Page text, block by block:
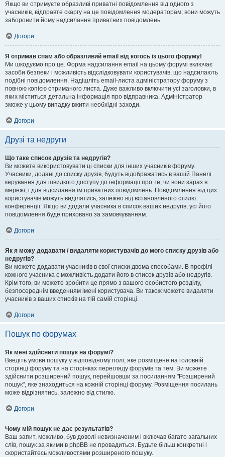
Якщо ви отримуєте образливі приватні повідомлення від одного з
учасників, відправте скаргу на це повідомлення модераторам; вони можуть
заборонити йому надсилання приватних повідомлень.
Догори
Я отримав спам або образливий email від когось із цього форуму!
Ми шкодуємо про це. Форма надсилання email на цьому форумі включає
засоби безпеки і можливість відслідковувати користувачів, що надсилають
подібні повідомлення. Надішліть email-листа адміністратору форуму з
повною копією отриманого листа. Дуже важливо включити усі заголовки, в
яких міститься детальна інформація про відправника. Адміністратор
зможе у цьому випадку вжити необхідні заходи.
Догори
Друзі та недруги
Що таке список друзів та недругів?
Ви можете використовувати ці списки для інших учасників форуму.
Учасники, додані до списку друзів, будуть відображатись в вашій Панелі
керування для швидкого доступу до інформації про те, чи вони зараз в
мережі, і для відсилання їм приватних повідомлень. Повідомлення від цих
користувачів можуть виділятись, залежно від встановленого стилю
конференції. Якщо ви додали учасника в список ваших недругів, усі його
повідомлення буде приховано за замовчуванням.
Догори
Як я можу додавати / видаляти користувачів до мого списку друзів або
недругів?
Ви можете додавати учасників в свої списки двома способами. В профілі
кожного учасника є можливість додати його в список друзів або недругів.
Крім того, ви можете зробити це прямо з вашого особистого розділу,
безпосереднім введенням імені користувача. Ви також можете видаляти
учасників з ваших списків на тій самій сторінці.
Догори
Пошук по форумах
Як мені здійснити пошук на форумі?
Введіть умови пошуку у відповідному полі, яке розміщене на головній
сторінці форуму та на сторінках перегляду форумів та тем. Ви можете
здійснити розширений пошук, перейшовши за посиланням "Розширений
пошук", яке знаходиться на кожній сторінці форуму. Розміщення посилань
може відрізнятись, залежно від стилю.
Догори
Чому мій пошук не дає результатів?
Ваш запит, можливо, був доволі невизначеним і включав багато загальних
слів, пошук за якими в phpBB не провадиться. Будьте більш конкретні і
скористайтесь можливостями розширеного пошуку.